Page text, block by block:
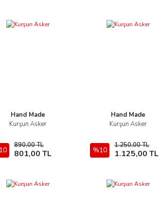
Hand Made
Kurşun Asker
890,00 TL
801,00 TL
İncele
Sepete Ekle
Hand Made
Kurşun Asker
%10
1.250,00 TL
1.125,00 TL
İncele
Sepete Ekle